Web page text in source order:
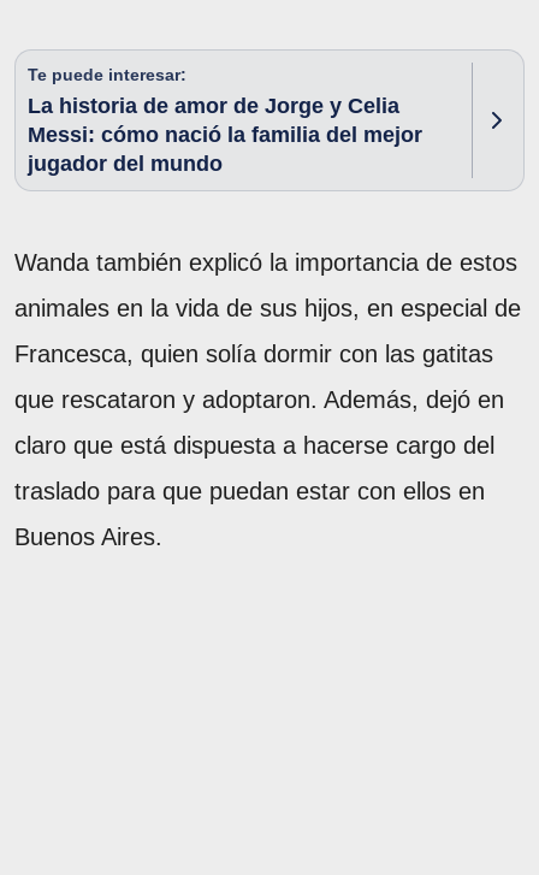
Te puede interesar:
La historia de amor de Jorge y Celia
Messi: cómo nació la familia del mejor
jugador del mundo
Wanda también explicó la importancia de estos
animales en la vida de sus hijos, en especial de
Francesca, quien solía dormir con las gatitas
que rescataron y adoptaron. Además, dejó en
claro que está dispuesta a hacerse cargo del
traslado para que puedan estar con ellos en
Buenos Aires.